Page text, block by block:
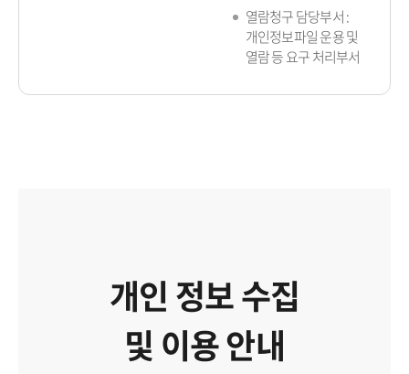
열람청구 담당부서 :
개인정보파일 운용 및
열람 등 요구 처리부서
개인 정보 수집
및 이용 안내